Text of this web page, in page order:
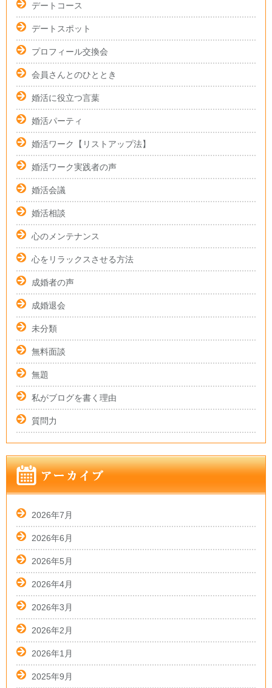
デートコース
デートスポット
プロフィール交換会
会員さんとのひととき
婚活に役立つ言葉
婚活パーティ
婚活ワーク【リストアップ法】
婚活ワーク実践者の声
婚活会議
婚活相談
心のメンテナンス
心をリラックスさせる方法
成婚者の声
成婚退会
未分類
無料面談
無題
私がブログを書く理由
質問力
2026年7月
2026年6月
2026年5月
2026年4月
2026年3月
2026年2月
2026年1月
2025年9月